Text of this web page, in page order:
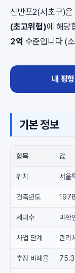
신반포2(서초구)은
(초고위험)에 해당
2억 수준입니다 (
내 평
기본 정보
항목 값
위치 서울
건축년도
세대수 미확
사업 단계 관리
추정 비례율